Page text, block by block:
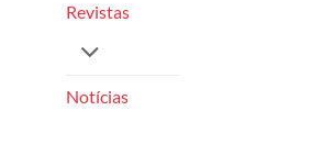
Revistas
Notícias